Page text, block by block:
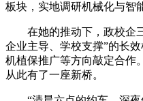
板块，实地调研机械化与智
在她的推动下，政校企
企业主导、学校支撑”的长
机植保推广等方向敲定合作
从此有了一座新桥。